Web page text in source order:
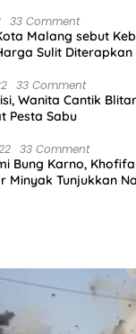
33 Comment
Malang sebut
Sulit Diterapkan
33 Comment
Wanita Cantik
Pesta Sabu
33 Comment
Bung Karno,
Minyak Tunjukkan